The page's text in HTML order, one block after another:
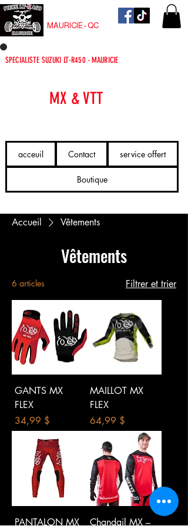
acceuil Contact service offert
Boutique
MAURICIE - QC
SPECIALISTE SUZUKI LT-R450 - MAURICIE
MX & VTT
Accueil Vêtements
Vêtements
6 articles Filtrer et trier
GANTS MX
FLEX
Prix
34,99 $
MAILLOT MX
FLEX
Prix
64,99 $
PANTALON MX Chandail MX –